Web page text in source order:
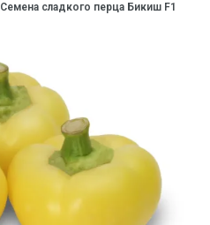
Семена сладкого перца Бикиш F1